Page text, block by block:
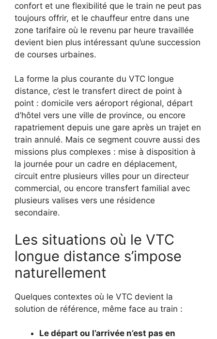
confort et une flexibilité que le train ne peut pas
toujours offrir, et le chauffeur entre dans une
zone tarifaire où le revenu par heure travaillée
devient bien plus intéressant qu’une succession
de courses urbaines.
La forme la plus courante du VTC longue
distance, c’est le transfert direct de point à
point : domicile vers aéroport régional, départ
d’hôtel vers une ville de province, ou encore
rapatriement depuis une gare après un trajet en
train annulé. Mais ce segment couvre aussi des
missions plus complexes : mise à disposition à
la journée pour un cadre en déplacement,
circuit entre plusieurs villes pour un directeur
commercial, ou encore transfert familial avec
plusieurs valises vers une résidence
secondaire.
Les situations où le VTC
longue distance s’impose
naturellement
Quelques contextes où le VTC devient la
solution de référence, même face au train :
Le départ ou l’arrivée n’est pas en